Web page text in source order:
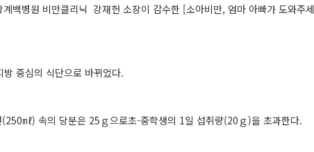
백병원 비만클리닉 강재헌 소장이 감수한 [소아비만, 엄마 아빠가 도와
중심의 식단으로 바뀌었다.
㎖) 속의 당분은 25ｇ으로초-중학생의 1일 섭취량(20ｇ)을 초과한다.